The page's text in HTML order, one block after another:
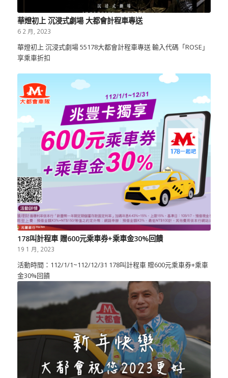
華燈初上 沉浸式劇場 大都會計程車專送
6 2 月, 2023
華燈初上 沉浸式劇場 55178大都會計程車專送 輸入代碼「ROSE」
享乘車折扣
178叫計程車 贈600元乘車券+乘車金30%回饋
19 1 月, 2023
活動時間：112/1/1~112/12/31 178叫計程車 贈600元乘車券+乘車
金30%回饋